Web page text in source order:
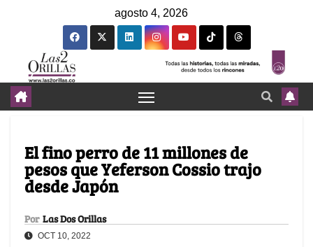
agosto 4, 2026
El fino perro de 11 millones de
pesos que Yeferson Cossio trajo
desde Japón
Por Las Dos Orillas
OCT 10, 2022